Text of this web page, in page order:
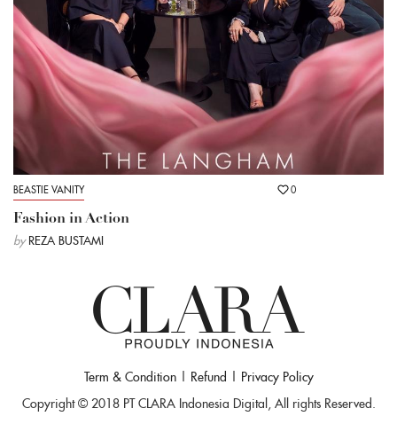
BEASTIE VANITY 0
Fashion in Action
by REZA BUSTAMI
Term & Condition| Refund
Privacy Policy
Copyright © 2018 PT CLARA Indonesia Digital, All rights Reserved.